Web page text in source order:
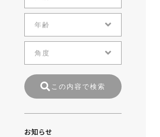
この内容で検索
お知らせ